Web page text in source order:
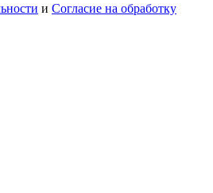
и Согласие на обработку